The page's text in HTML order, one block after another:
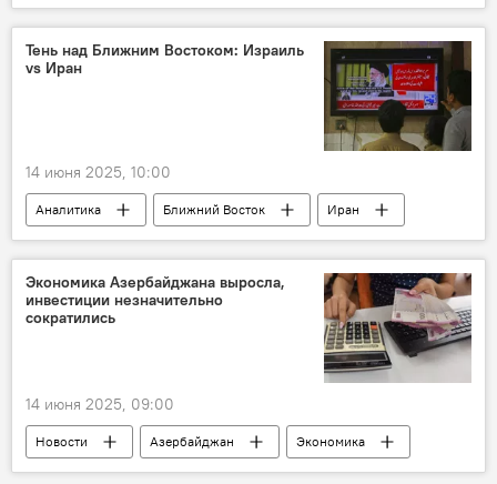
Конфликт
Ближний Восток
Корпус стражей исламской революции (КСИР)
Верховный лидер Ирана аятолла Али Хаменеи
Тень над Ближним Востоком: Израиль
vs Иран
14 июня 2025, 10:00
Аналитика Ближний Восток
Иран
Израиль
Конфликт
США
Биньямин Нетаньяху
Ядерная программа Ирана
Экономика Азербайджана выросла,
инвестиции незначительно
сократились
14 июня 2025, 09:00
Новости Азербайджан
Экономика
Статистика
ВВП
Промышленность